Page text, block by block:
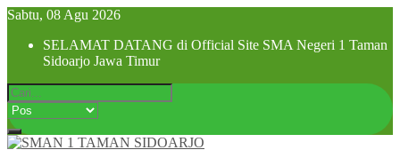
Sabtu, 08 Agu 2026
SELAMAT DATANG di Official Site SMA Negeri 1 Taman
Sidoarjo Jawa Timur